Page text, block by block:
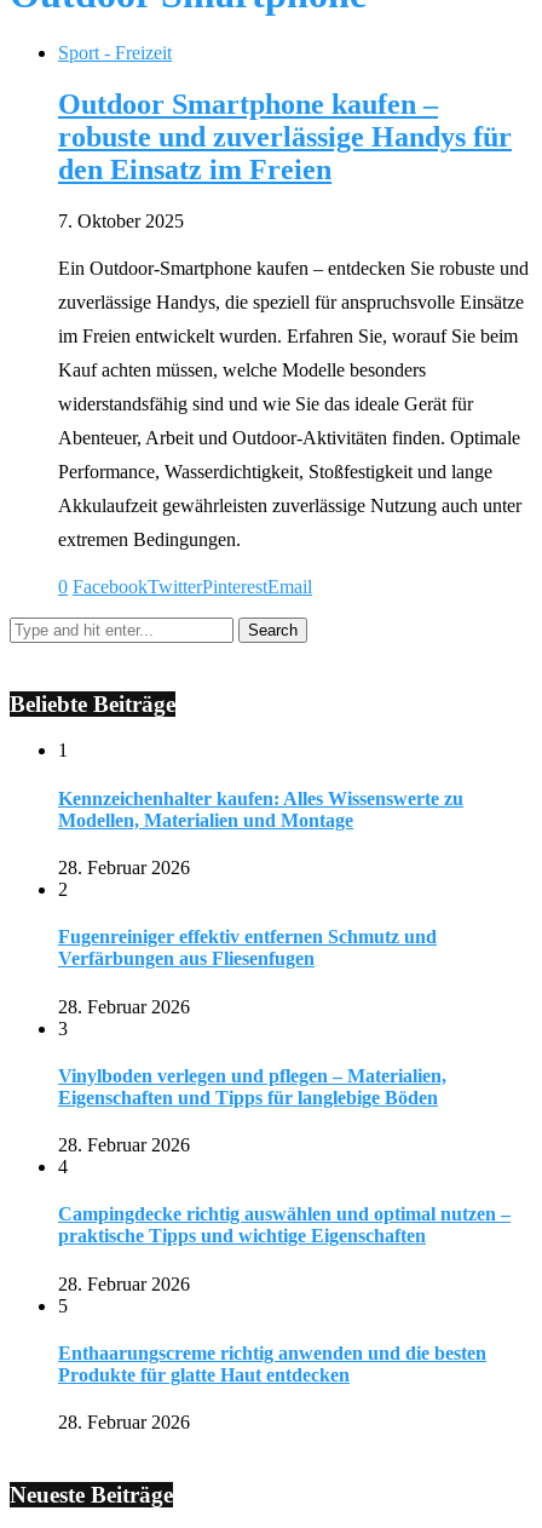
Sport - Freizeit
Outdoor Smartphone kaufen –
robuste und zuverlässige Handys für
den Einsatz im Freien
7. Oktober 2025
Ein Outdoor-Smartphone kaufen – entdecken Sie robuste und
zuverlässige Handys, die speziell für anspruchsvolle Einsätze
im Freien entwickelt wurden. Erfahren Sie, worauf Sie beim
Kauf achten müssen, welche Modelle besonders
widerstandsfähig sind und wie Sie das ideale Gerät für
Abenteuer, Arbeit und Outdoor-Aktivitäten finden. Optimale
Performance, Wasserdichtigkeit, Stoßfestigkeit und lange
Akkulaufzeit gewährleisten zuverlässige Nutzung auch unter
extremen Bedingungen.
0 FacebookTwitterPinterestEmail
Beliebte Beiträge
1
Kennzeichenhalter kaufen: Alles Wissenswerte zu
Modellen, Materialien und Montage
28. Februar 2026
2
Fugenreiniger effektiv entfernen Schmutz und
Verfärbungen aus Fliesenfugen
28. Februar 2026
3
Vinylboden verlegen und pflegen – Materialien,
Eigenschaften und Tipps für langlebige Böden
28. Februar 2026
4
Campingdecke richtig auswählen und optimal nutzen –
praktische Tipps und wichtige Eigenschaften
28. Februar 2026
5
Enthaarungscreme richtig anwenden und die besten
Produkte für glatte Haut entdecken
28. Februar 2026
Neueste Beiträge